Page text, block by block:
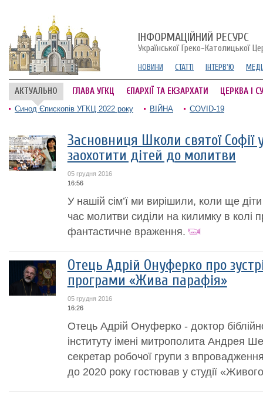
ІНФОРМАЦІЙНИЙ РЕСУРС
Української Греко-Католицької
НОВИНИ СТАТТІ ІНТЕРВ'Ю
АКТУАЛЬНО ГЛАВА УГКЦ ЄПАРХІЇ ТА ЕКЗАРХАТИ ЦЕРКВА І
Синод Єпископів УГКЦ 2022 року ВІЙНА COVID-19
Засновниця Школи святої Софії
заохотити дітей до молитви
05 грудня 2016
16:56
У нашій сім’ї ми вирішили, коли ще
час молитви сиділи на килимку в колі
фантастичне враження.
Отець Адрій Онуферко про
програми «Жива парафія»
05 грудня 2016
16:26
Отець Адрій Онуферко - доктор
інституту імені митрополита Андрея
секретар робочої групи з
до 2020 року гостював у студії